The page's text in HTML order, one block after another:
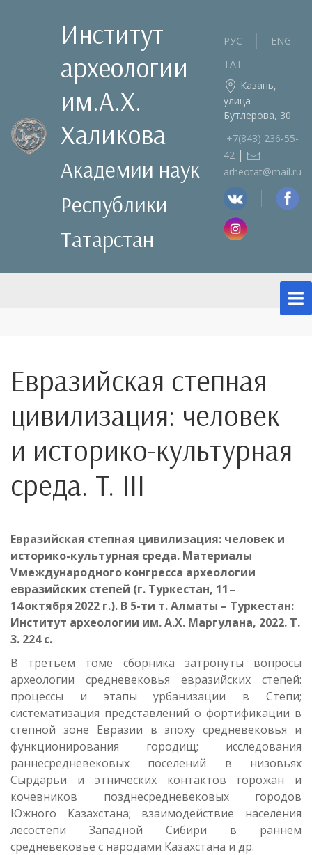
Институт
археологии
им.А.Х.
Халикова
Академии наук
Республики
Татарстан
РУС
ENG
ТАТ
Казань,
улица
Бутлерова, 30
+7(843) 236‑55-
42 |
arheotat@mail.ru
Евразийская степная
цивилизация: человек
и историко-культурная
среда. T. III
Евразийская степная цивилизация: человек и
историко-культурная среда. Материалы
V международного конгресса археологии
евразийских степей (г. Туркестан, 11 –
14 октября 2022 г.). В 5-ти т. Алматы – Туркестан:
Институт археологии им. А.Х. Маргулана, 2022. Т.
3. 224 с.
В третьем томе сборника затронуты вопросы
археологии средневековья евразийских степей:
процессы и этапы урбанизации в Степи;
систематизация представлений о фортификации в
степной зоне Евразии в эпоху средневековья и
функционирования городищ; исследования
раннесредневековых поселений в низовьях
Сырдарьи и этнических контактов горожан и
кочевников позднесредневековых городов
Южного Казахстана; взаимодействие населения
лесостепи Западной Сибири в раннем
средневековье с народами Казахстана и др.